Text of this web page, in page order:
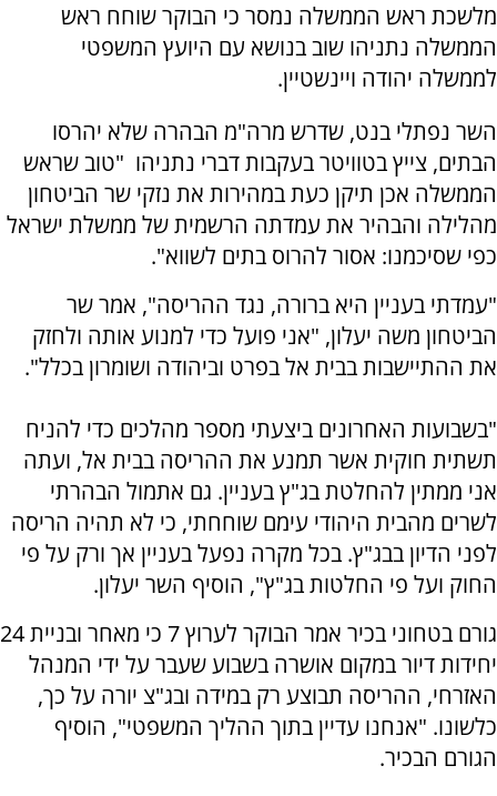
מלשכת ראש הממשלה נמסר כי הבוקר שוחח ראש
הממשלה נתניהו שוב בנושא עם היועץ המשפטי
לממשלה יהודה ויינשטיין.
השר נפתלי בנט, שדרש מרה"מ הבהרה שלא יהרסו
הבתים, צייץ בטוויטר בעקבות דברי נתניהו "טוב שראש
הממשלה אכן תיקן כעת במהירות את נזקי שר הביטחון
מהלילה והבהיר את עמדתה הרשמית של ממשלת ישראל
כפי שסיכמנו: אסור להרוס בתים לשווא".
"עמדתי בעניין היא ברורה, נגד ההריסה", אמר שר
הביטחון משה יעלון, "אני פועל כדי למנוע אותה ולחזק
את ההתיישבות בבית אל בפרט וביהודה ושומרון בכלל".
"בשבועות האחרונים ביצעתי מספר מהלכים כדי להניח
תשתית חוקית אשר תמנע את ההריסה בבית אל, ועתה
אני ממתין להחלטת בג"ץ בעניין. גם אתמול הבהרתי
לשרים מהבית היהודי עימם שוחחתי, כי לא תהיה הריסה
לפני הדיון בבג"ץ. בכל מקרה נפעל בעניין אך ורק על פי
החוק ועל פי החלטות בג"ץ", הוסיף השר יעלון.
גורם בטחוני בכיר אמר הבוקר לערוץ 7 כי מאחר ובניית 24
יחידות דיור במקום אושרה בשבוע שעבר על ידי המנהל
האזרחי, ההריסה תבוצע רק במידה ובג"צ יורה על כך,
כלשונו. "אנחנו עדיין בתוך ההליך המשפטי", הוסיף
הגורם הבכיר.